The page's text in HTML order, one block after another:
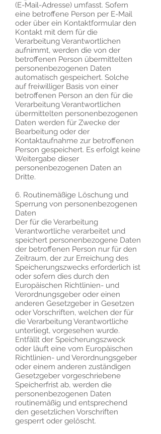
(E-Mail-Adresse) umfasst. Sofern
eine betroffene Person per E-Mail
oder über ein Kontaktformular den
Kontakt mit dem für die
Verarbeitung Verantwortlichen
aufnimmt, werden die von der
betroffenen Person übermittelten
personenbezogenen Daten
automatisch gespeichert. Solche
auf freiwilliger Basis von einer
betroffenen Person an den für die
Verarbeitung Verantwortlichen
übermittelten personenbezogenen
Daten werden für Zwecke der
Bearbeitung oder der
Kontaktaufnahme zur betroffenen
Person gespeichert. Es erfolgt keine
Weitergabe dieser
personenbezogenen Daten an
Dritte.
6. Routinemäßige Löschung und
Sperrung von personenbezogenen
Daten
Der für die Verarbeitung
Verantwortliche verarbeitet und
speichert personenbezogene Daten
der betroffenen Person nur für den
Zeitraum, der zur Erreichung des
Speicherungszwecks erforderlich ist
oder sofern dies durch den
Europäischen Richtlinien- und
Verordnungsgeber oder einen
anderen Gesetzgeber in Gesetzen
oder Vorschriften, welchen der für
die Verarbeitung Verantwortliche
unterliegt, vorgesehen wurde.
Entfällt der Speicherungszweck
oder läuft eine vom Europäischen
Richtlinien- und Verordnungsgeber
oder einem anderen zuständigen
Gesetzgeber vorgeschriebene
Speicherfrist ab, werden die
personenbezogenen Daten
routinemäßig und entsprechend
den gesetzlichen Vorschriften
gesperrt oder gelöscht.